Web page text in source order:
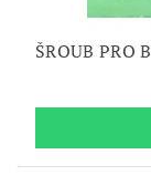
ŠROUB PRO